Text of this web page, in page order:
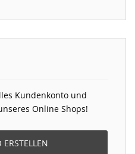
Kundenkonto und
Online Shops!